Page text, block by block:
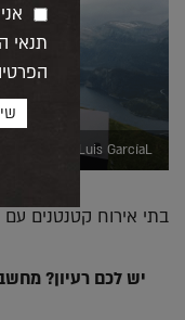
Livit-Norway, Luis GarcíaL
בתי אירוח קטנטנים עם
יש לכם רעיון?
תנאי